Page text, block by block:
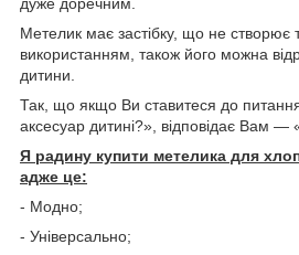
Метелик має застібку, що не створює
використанням, також його можна
дитини.
Так, що якщо Ви ставитеся до
аксесуар дитині?», відповідає Вам —
Я радину купити метелика для
адже це:
- Модно;
- Універсально;